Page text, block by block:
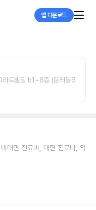
앱 다운로드
라드빌딩 b1~8층 (문래동6
대면 진료비, 대면 진료비, 약